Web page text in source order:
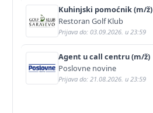
Kuhinjski pomoćnik (m/ž)
Restoran Golf Klub
Prijava do: 03.09.2026. u 23:59
Agent u call centru (m/ž)
Poslovne novine
Prijava do: 21.08.2026. u 23:59